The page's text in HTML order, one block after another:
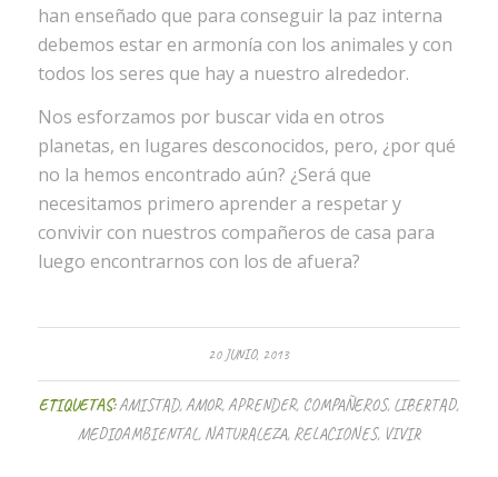
han enseñado que para conseguir la paz interna
debemos estar en armonía con los animales y con
todos los seres que hay a nuestro alrededor.
Nos esforzamos por buscar vida en otros
planetas, en lugares desconocidos, pero, ¿por qué
no la hemos encontrado aún? ¿Será que
necesitamos primero aprender a respetar y
convivir con nuestros compañeros de casa para
luego encontrarnos con los de afuera?
20 JUNIO, 2013
ETIQUETAS:AMISTAD,AMOR,APRENDER, COMPAÑEROS, LIBERTAD,
MEDIOAMBIENTAL, NATURALEZA, RELACIONES, VIVIR